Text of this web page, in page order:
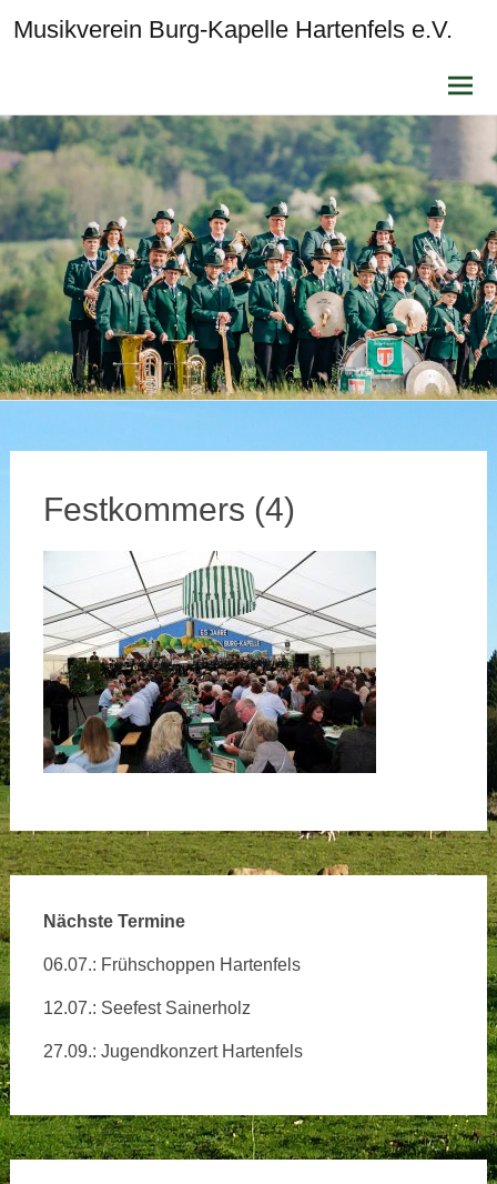
Musikverein Burg-Kapelle Hartenfels e.V.
Inhalt
Festkommers (4)
Nächste Termine
06.07.: Frühschoppen Hartenfels
12.07.: Seefest Sainerholz
27.09.: Jugendkonzert Hartenfels